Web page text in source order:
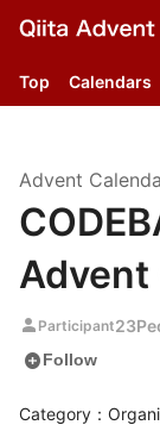
Top Calendars
Advent
Advent
person Participant23
add_circleFollow
Category：